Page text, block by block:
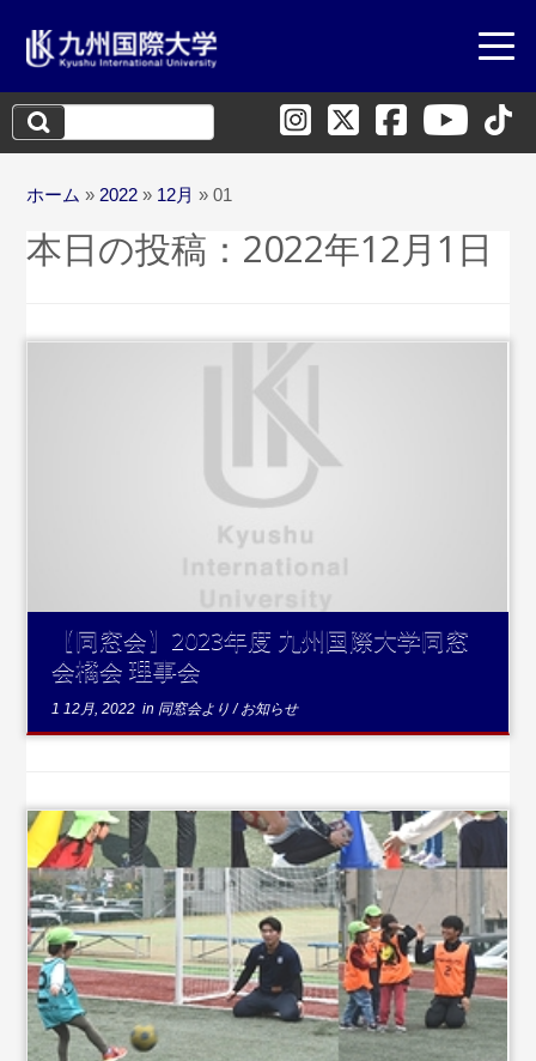
検
索:
ホーム » 2022 » 12月 » 01
本日の投稿： 2022年12月1日
【同窓会】2023年度 九州国際大学同窓
会橘会 理事会
1 12月, 2022 in 同窓会より/お知らせ
...続きを読む